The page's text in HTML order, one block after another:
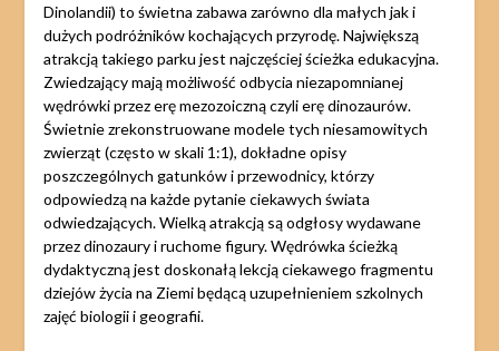
Dinolandii) to świetna zabawa zarówno dla małych jak i
dużych podróżników kochających przyrodę. Największą
atrakcją takiego parku jest najczęściej ścieżka edukacyjna.
Zwiedzający mają możliwość odbycia niezapomnianej
wędrówki przez erę mezozoiczną czyli erę dinozaurów.
Świetnie zrekonstruowane modele tych niesamowitych
zwierząt (często w skali 1:1), dokładne opisy
poszczególnych gatunków i przewodnicy, którzy
odpowiedzą na każde pytanie ciekawych świata
odwiedzających. Wielką atrakcją są odgłosy wydawane
przez dinozaury i ruchome figury. Wędrówka ścieżką
dydaktyczną jest doskonałą lekcją ciekawego fragmentu
dziejów życia na Ziemi będącą uzupełnieniem szkolnych
zajęć biologii i geografii.